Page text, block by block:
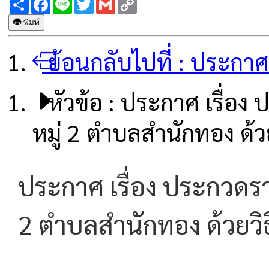
พิมพ์
ย้อนกลับไปที่ : ประกา
หัวข้อ : ประกาศ เรื่อง
หมู่ 2 ตำบลสำนักทอง ด้
ประกาศ เรื่อง ประกวด
2 ตำบลสำนักทอง ด้วย